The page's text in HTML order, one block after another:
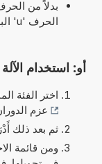
الحرف 'u' البسيط، على سبيل المثال uPa بدلاً من µPa.
أو: استخدام
اختر الفئة
عزم
ثم بعد ذلك
ومن قائمة